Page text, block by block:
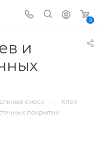
0
и
смеси — Клей
покрытий